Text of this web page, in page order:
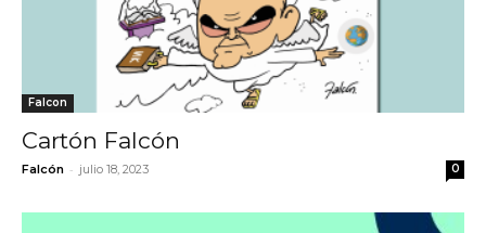
Falcon
Cartón Falcón
Falcón - julio 18, 2023 0